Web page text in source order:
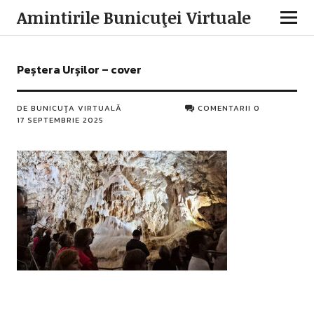
Amintirile Bunicuţei Virtuale
Peștera Urșilor – cover
DE BUNICUŢA VIRTUALĂ
17 SEPTEMBRIE 2025
COMENTARII 0